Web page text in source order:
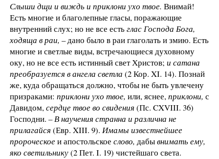
Слыши дщи и виждь и приклони ухо твое. Внимай!
Есть многие и благолепные гласы, поражающие
внутренний слух; но не все естьглас Господа Бога,
ходяща в раи, – дано было в раи глаголать и змию. Есть
многие и светлые виды, встречающиеся духовному
оку, но не все есть истинный свет Христов; и сатана
преобразуется в ангела светла (2 Кор. XI. 14). Познай
же, куда обращаться должно, чтобы не быть увлечену
призраками: приклони ухо твое, или, яснее,приклони, с
Давидом,сердце твое во свидения (Пс. CXVIII. 36)
Господни. –В научения странна и различна не
прилагайся (Евр. XIII. 9). Имамы известнейшее
пророческоеи апостольское слово, дабывнимать ему,
яко светильнику(2 Пет. I. 19) чистейшаго света.